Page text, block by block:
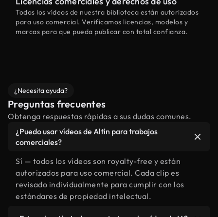
Todos los vídeos de nuestra biblioteca están autorizados
para uso comercial. Verificamos licencias, modelos y
marcas para que pueda publicar con total confianza.
¿Necesita ayuda?
Preguntas frecuentes
Obtenga respuestas rápidas a sus dudas comunes.
¿Puedo usar vídeos de Altín para trabajos
comerciales?
Sí — todos los vídeos son royalty-free y están
autorizados para uso comercial. Cada clip es
revisado individualmente para cumplir con los
estándares de propiedad intelectual.